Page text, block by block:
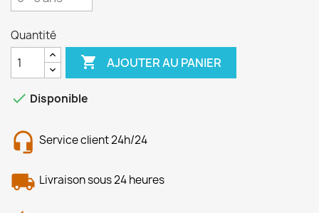
Quantité
 AJOUTER AU PANIER
 Disponible
Service client 24h/24
Livraison sous 24 heures